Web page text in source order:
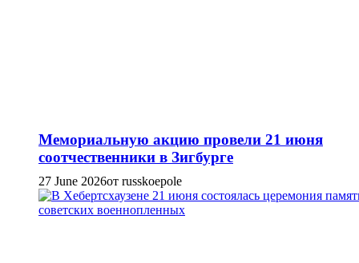
Мемориальную акцию провели 21 июня
соотчественники в Зигбурге
27 June 2026от russkoepole